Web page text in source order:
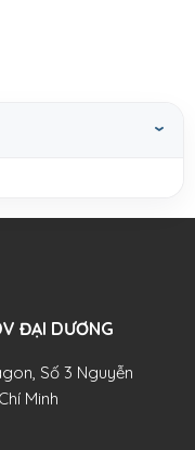
ĐẠI DƯƠNG​
Số 3 Nguyễn
Minh